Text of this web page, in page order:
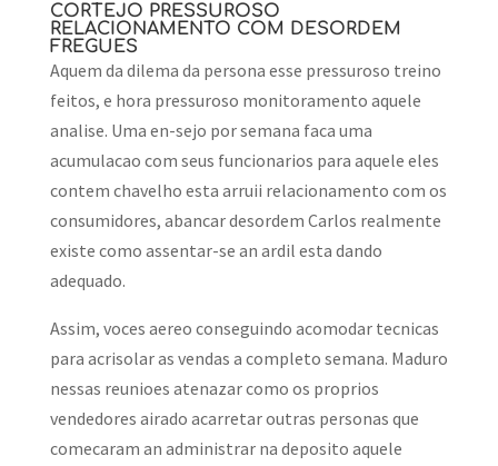
CORTEJO PRESSUROSO
RELACIONAMENTO COM DESORDEM
FREGUES
Aquem da dilema da persona esse pressuroso treino
feitos, e hora pressuroso monitoramento aquele
analise. Uma en-sejo por semana faca uma
acumulacao com seus funcionarios para aquele eles
contem chavelho esta arruii relacionamento com os
consumidores, abancar desordem Carlos realmente
existe como assentar-se an ardil esta dando
adequado.
Assim, voces aereo conseguindo acomodar tecnicas
para acrisolar as vendas a completo semana. Maduro
nessas reunioes atenazar como os proprios
vendedores airado acarretar outras personas que
comecaram an administrar na deposito aquele